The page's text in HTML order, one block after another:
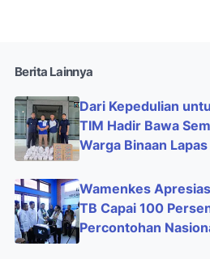
Berita Lainnya
Dari Kepedulian
TIM Hadir Bawa
Warga Binaan
Wamenkes
TB Capai 100
Percontohan